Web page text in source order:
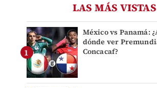
LAS MÁS VISTAS
México vs Panamá:
dónde ver
Concacaf?